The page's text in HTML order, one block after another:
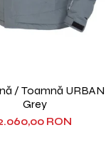
/ Toamnă URBAN
Grey
RON